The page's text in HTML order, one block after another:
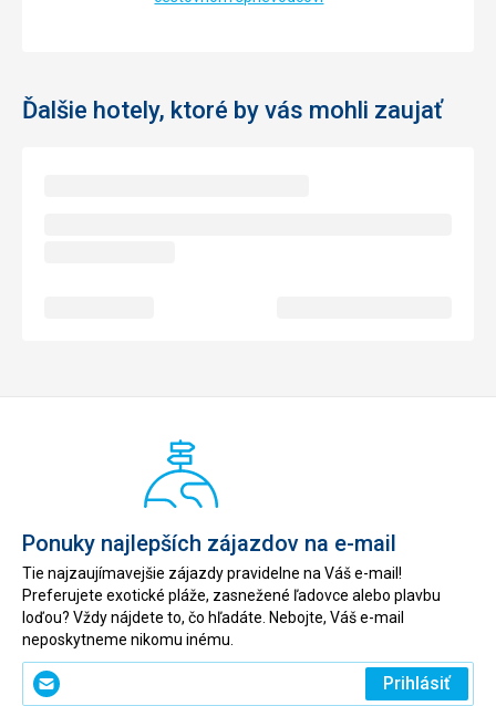
Ďalšie hotely, ktoré by vás mohli zaujať
Ponuky najlepších zájazdov na e-mail
Tie najzaujímavejšie zájazdy pravidelne na Váš e-mail!
Preferujete exotické pláže, zasnežené ľadovce alebo plavbu
loďou? Vždy nájdete to, čo hľadáte. Nebojte, Váš e-mail
neposkytneme nikomu inému.
Zadajte
svoj
Prihlásiť